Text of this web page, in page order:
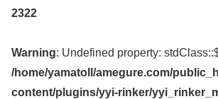
2322
Warning: Undefined property:
/home/yamatoll/amegure.com/
content/plugins/yyi-rinker/